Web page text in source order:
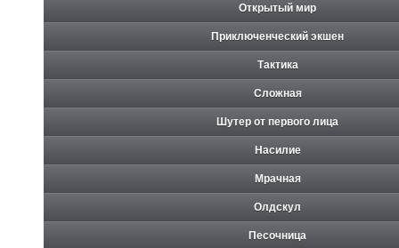
Открытый мир
Приключенческий экшен
Тактика
Сложная
Шутер от первого лица
Насилие
Мрачная
Олдскул
Песочница